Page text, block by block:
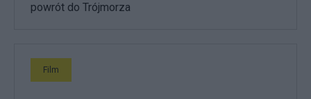
powrót do Trójmorza
Film